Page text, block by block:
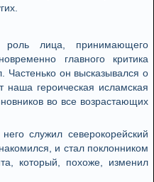
лица, принимающего
главного критика
Частенько он высказывался о
наша героическая исламская
во все возрастающих
служил северокорейский
и стал поклонником
который, похоже, изменил